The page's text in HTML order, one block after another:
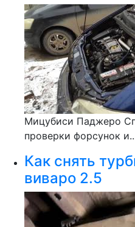
Мицубиси Паджеро
проверки форсунок
Как снять
виваро 2.5